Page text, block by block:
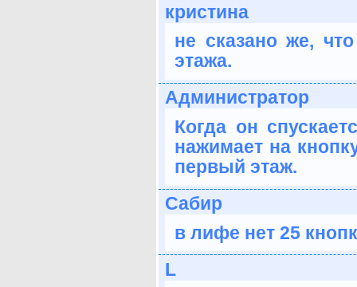
кристина
не сказано же,
этажа.
Администратор
Когда он
нажимает на
первый этаж.
Сабир
в лифе нет 25
L